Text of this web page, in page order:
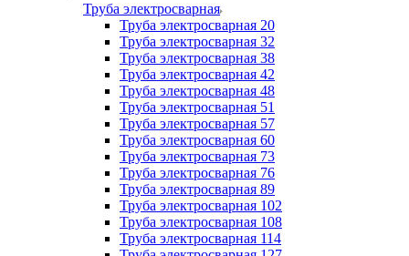
Труба электросварная
Труба электросварная 20
Труба электросварная 32
Труба электросварная 38
Труба электросварная 42
Труба электросварная 48
Труба электросварная 51
Труба электросварная 57
Труба электросварная 60
Труба электросварная 73
Труба электросварная 76
Труба электросварная 89
Труба электросварная 102
Труба электросварная 108
Труба электросварная 114